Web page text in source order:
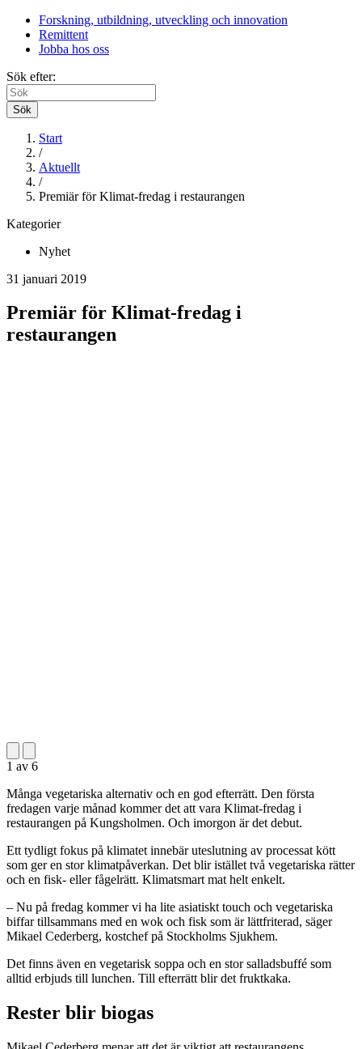
Forskning, utbildning, utveckling och innovation
Remittent
Jobba hos oss
Sök efter:
Sök
Start
/
Aktuellt
/
Premiär för Klimat-fredag i restaurangen
Kategorier
Nyhet
31 januari 2019
Premiär för Klimat-fredag i
restaurangen
1 av 6
Många vegetariska alternativ och en god efterrätt. Den första
fredagen varje månad kommer det att vara Klimat-fredag i
restaurangen på Kungsholmen. Och imorgon är det debut.
Ett tydligt fokus på klimatet innebär uteslutning av processat kött
som ger en stor klimatpåverkan. Det blir istället två vegetariska rätter
och en fisk- eller fågelrätt. Klimatsmart mat helt enkelt.
– Nu på fredag kommer vi ha lite asiatiskt touch och vegetariska
biffar tillsammans med en wok och fisk som är lättfriterad, säger
Mikael Cederberg, kostchef på Stockholms Sjukhem.
Det finns även en vegetarisk soppa och en stor salladsbuffé som
alltid erbjuds till lunchen. Till efterrätt blir det fruktkaka.
Rester blir biogas